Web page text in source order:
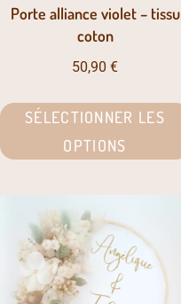
Porte alliance violet – tissu
coton
50,90 €
SÉLECTIONNER LES
OPTIONS